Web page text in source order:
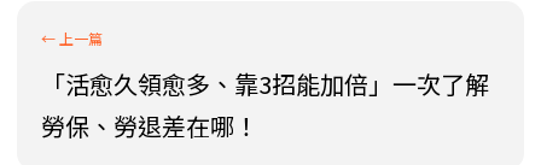
「活愈久領愈多、靠3招能加倍」一次了解
勞保、勞退差在哪！